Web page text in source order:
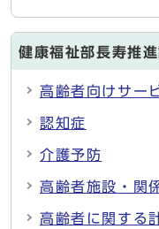
健康福祉部長寿推
高齢者向けサー
認知症
介護予防
高齢者施設・関
高齢者に関する